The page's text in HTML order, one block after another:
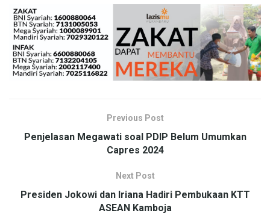
Previous Post
Penjelasan Megawati soal PDIP Belum Umumkan
Capres 2024
Next Post
Presiden Jokowi dan Iriana Hadiri Pembukaan KTT
ASEAN Kamboja